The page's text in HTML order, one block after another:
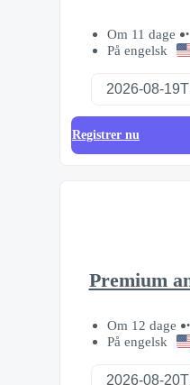
Om 11 dage
På engelsk
Registrer nu
Premium
Om 12 dage
På engelsk